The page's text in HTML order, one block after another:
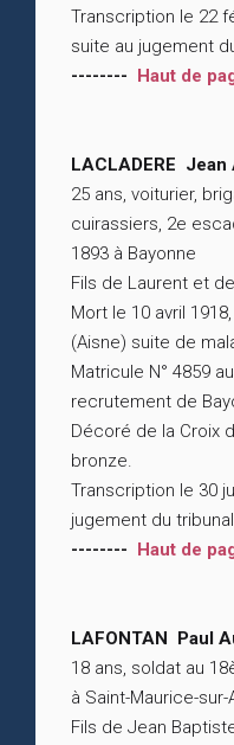
Transcription le 22
suite au jugement
-------- Haut de
LACLADERE Jean
25 ans, voiturier,
cuirassiers, 2e
1893 à Bayonne
Fils de Laurent et
Mort le 10 avril
(Aisne) suite de
Matricule N° 4859
recrutement de
Décoré de la Croix
bronze.
Transcription le 30
jugement du
-------- Haut de
LAFONTAN Paul
18 ans, soldat au
à Saint-Maurice-sur-
Fils de Jean